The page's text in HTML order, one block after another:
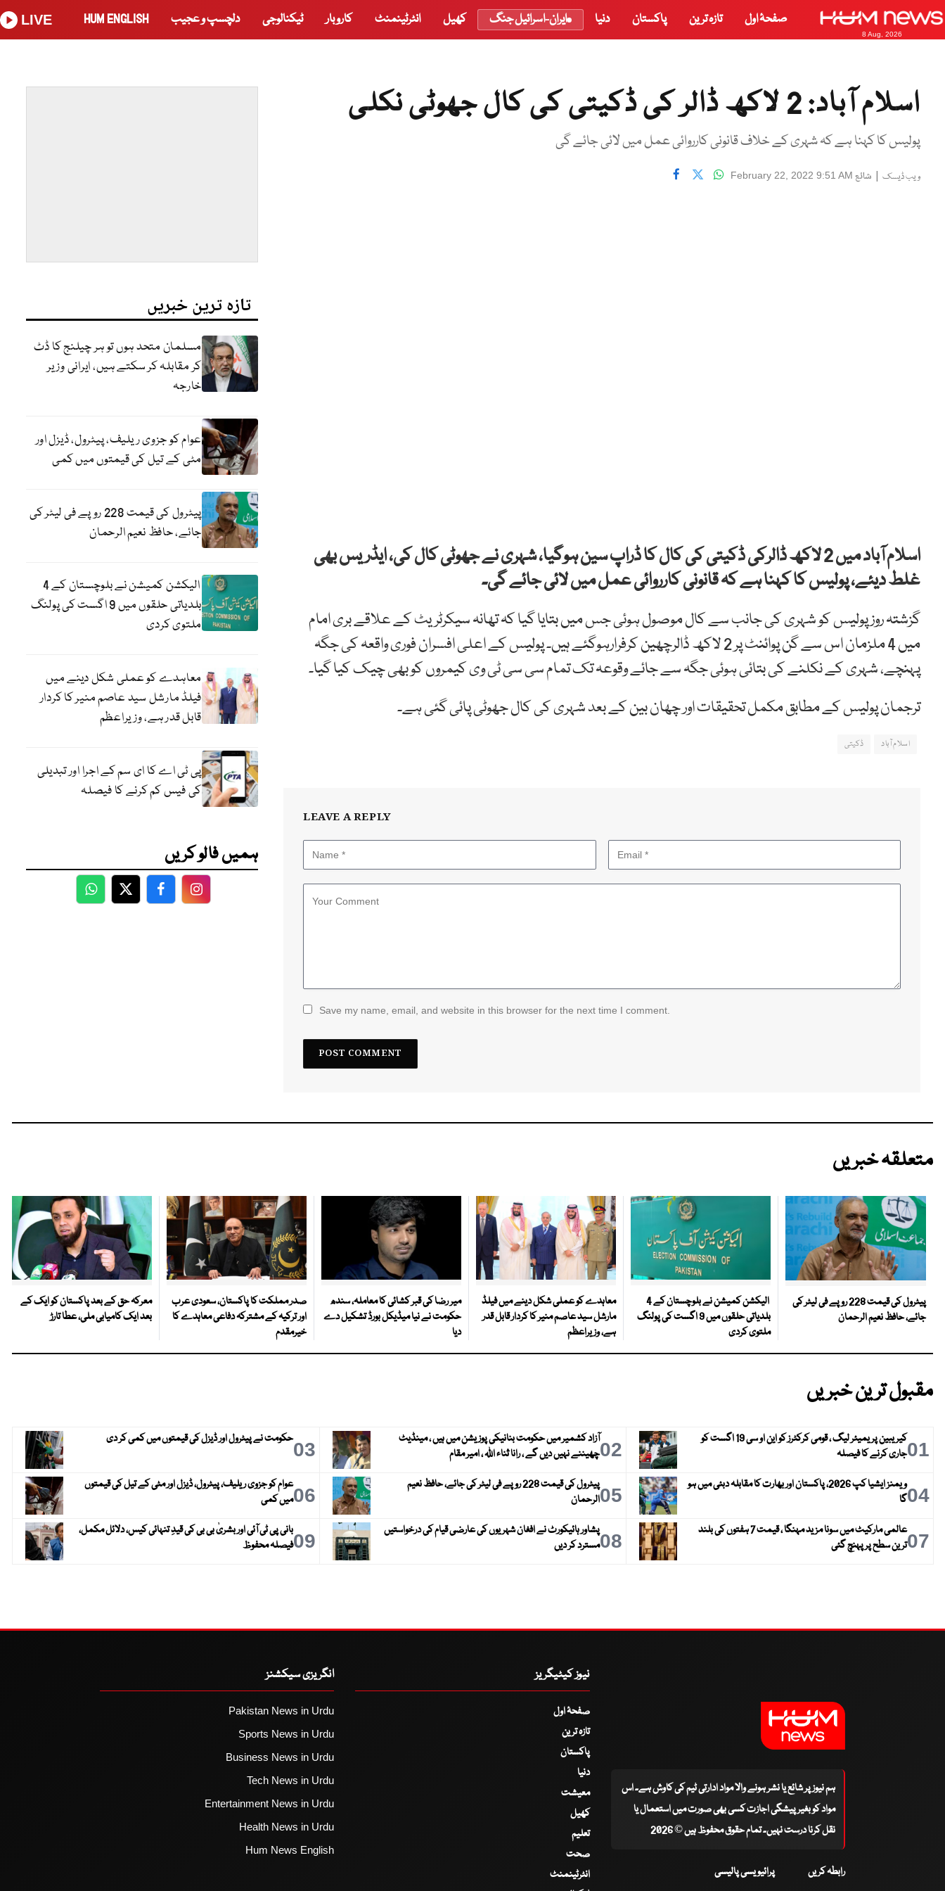
8 Aug, 2026
صفحۂ اول تازہ ترین پاکستان دنیا ایران-اسرائیل جنگ کھیل انٹرٹینمنٹ کاروبار ٹیکنالوجی دلچسپ و عجیب HUM ENGLISH
LIVE
اسلام آباد: 2 لاکھ ڈالر کی ڈکیتی کی کال جھوٹی نکلی
پولیس کا کہنا ہے کہ شہری کے خلاف قانونی کارروائی عمل میں لائی جائے گی
ویب ڈیسک | شائع February 22, 2022 9:51 AM
اسلام آباد میں 2 لاکھ ڈالرکی ڈکیتی کی کال کا ڈراپ سین ہوگیا، شہری نے جھوٹی کال کی، ایڈریس بھی
غلط دیئے، پولیس کا کہنا ہے کہ قانونی کارروائی عمل میں لائی جائے گی۔
گزشتہ روزپولیس کو شہری کی جانب سے کال موصول ہوئی جس میں بتایا گیا کہ تھانہ سیکرٹریٹ کے علاقے بری امام
میں 4 ملزمان اس سے گن پوائنٹ پر 2 لاکھ ڈالرچھین کرفرارہوگئے ہیں۔ پولیس کے اعلی افسران فوری واقعہ کی جگہ
پہنچے، شہری کے نکلنے کی بتائی ہوئی جگہ سے جائے وقوعہ تک تمام سی سی ٹی وی کیمروں کو بھی چیک کیا گیا۔
ترجمان پولیس کے مطابق مکمل تحقیقات اور چھان بین کے بعد شہری کی کال جھوٹی پائی گئی ہے۔
اسلام آباد ڈکیتی
LEAVE A REPLY
Save my name, email, and website in this browser for the next time I comment.
تازہ ترین خبریں
مسلمان متحد ہوں تو ہر چیلنج کا ڈٹ
کر مقابلہ کر سکتے ہیں، ایرانی وزیر
خارجہ
عوام کو جزوی ریلیف، پیٹرول، ڈیزل اور
مٹی کے تیل کی قیمتوں میں کمی
پیٹرول کی قیمت 228 روپے فی لیٹر کی
جائے، حافظ نعیم الرحمان
الیکشن کمیشن نے بلوچستان کے 4
بلدیاتی حلقوں میں 9 اگست کی پولنگ
ملتوی کردی
معاہدے کو عملی شکل دینے میں
فیلڈ مارشل سید عاصم منیر کا کردار
قابل قدر ہے، وزیراعظم
پی ٹی اے کا ای سم کے اجرا اور تبدیلی
کی فیس کم کرنے کا فیصلہ
ہمیں فالو کریں
WhatsApp
TwitterFacebookFacebook
متعلقہ خبریں
پیٹرول کی قیمت 228 روپے فی لیٹر کی
جائے، حافظ نعیم الرحمان
الیکشن کمیشن نے بلوچستان کے 4
بلدیاتی حلقوں میں 9 اگست کی پولنگ
ملتوی کردی
معاہدے کو عملی شکل دینے میں فیلڈ
مارشل سید عاصم منیر کا کردار قابل قدر
ہے، وزیراعظم
میر رضا کی قبر کشائی کا معاملہ، سندھ
حکومت نے نیا میڈیکل بورڈ تشکیل دے
دیا
صدر مملکت کا پاکستان، سعودی عرب
اور ترکیہ کے مشترکہ دفاعی معاہدے کا
خیرمقدم
معرکہ حق کے بعد پاکستان کو ایک کے
بعد ایک کامیابی ملی، عطا تارڑ
مقبول ترین خبریں
01
کیریبین پریمیئر لیگ ، قومی کرکٹرز کو این او سی 19 اگست کو
جاری کرنے کا فیصلہ
02آزاد کشمیر میں حکومت بنانیکی پوزیشن میں ہیں ، مینڈیٹ
چھیننے نہیں دیں گے ، رانا ثناء اللہ ، امیر مقام
03حکومت نے پیٹرول اور ڈیزل کی قیمتوں میں کمی کر دی
04
ویمنز ایشیا کپ 2026، پاکستان اور بھارت کا مقابلہ دبئی میں ہو
گا
05
پیٹرول کی قیمت 228 روپے فی لیٹر کی جائے، حافظ نعیم
الرحمان
06عوام کو جزوی ریلیف، پیٹرول، ڈیزل اور مٹی کے تیل کی قیمتوں
میں کمی
07
عالمی مارکیٹ میں سونا مزید مہنگا ، قیمت 7 ہفتوں کی بلند
ترین سطح پر پہنچ گئی
08پشاور ہائیکورٹ نے افغان شہریوں کی عارضی قیام کی درخواستیں
مسترد کر دیں
09بانی پی ٹی آئی اور بشریٰ بی بی کی قیدِ تنہائی کیس، دلائل مکمل،
فیصلہ محفوظ
ہم نیوز پر شائع یا نشر ہونے والا مواد ادارتی ٹیم کی کاوش ہے۔ اس
مواد کو بغیر پیشگی اجازت کسی بھی صورت میں استعمال یا
نقل کرنا درست نہیں۔ تمام حقوق محفوظ ہیں © 2026
رابطہ کریں پرائیویسی پالیسی
نیوز کیٹیگریز
صفحۂ اول
تازہ ترین
پاکستان
دنیا
معیشت
کھیل
تعلیم
صحت
انٹرٹینمنٹ
انگریزی سیکشنز
Pakistan News in Urdu
Sports News in Urdu
Business News in Urdu
Tech News in Urdu
Entertainment News in Urdu
Health News in Urdu
Hum News English